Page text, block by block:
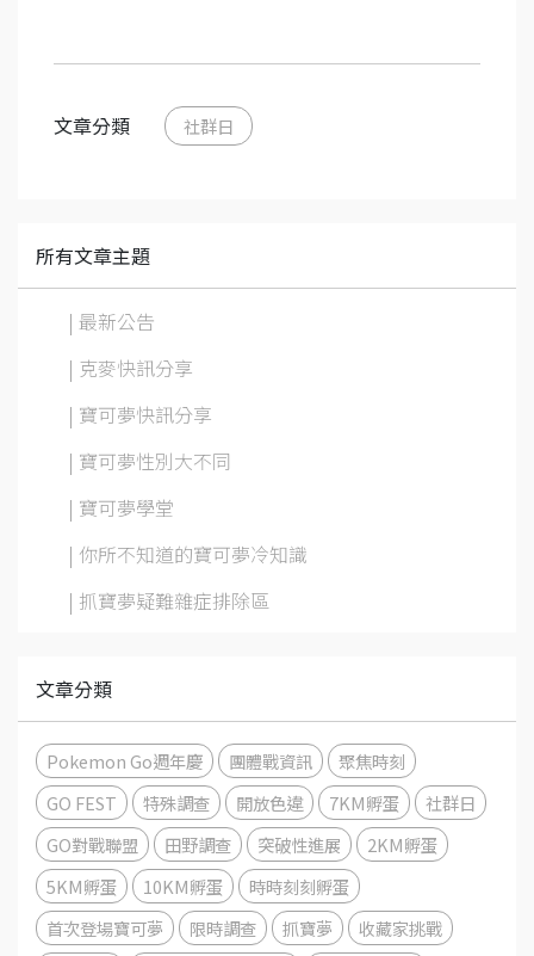
文章分類 社群日
所有文章主題
| 最新公告
| 克麥快訊分享
| 寶可夢快訊分享
| 寶可夢性別大不同
| 寶可夢學堂
| 你所不知道的寶可夢冷知識
| 抓寶夢疑難雜症排除區
文章分類
Pokemon Go週年慶 團體戰資訊
聚焦時刻
GO FEST
特殊調查 開放色違 7KM孵蛋
社群日
GO對戰聯盟
田野調查 突破性進展
2KM孵蛋
5KM孵蛋
10KM孵蛋
時時刻刻孵蛋
首次登場寶可夢
限時調查 抓寶夢
收藏家挑戰